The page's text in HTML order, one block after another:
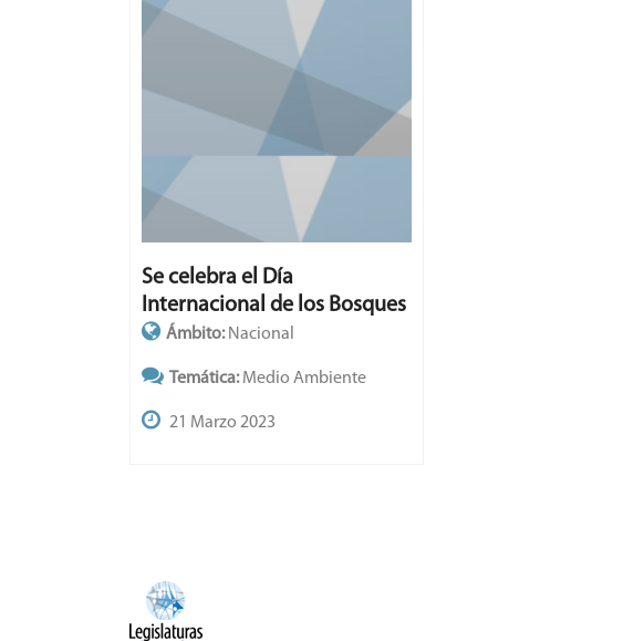
Se celebra el Día
Internacional de los Bosques
Ámbito: Nacional
Temática:Medio Ambiente
21 Marzo 2023